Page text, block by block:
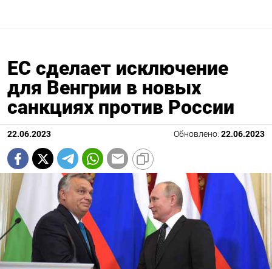
ЕС сделает исключение
для Венгрии в новых
санкциях против России
22.06.2023 Обновлено: 22.06.2023